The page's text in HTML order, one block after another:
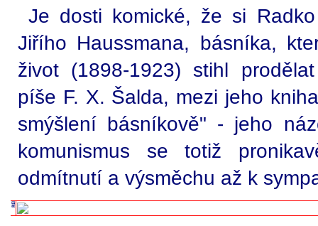
Je dosti komické, že si
Jiřího Haussmana, básníka,
život (1898-1923) stihl
píše F. X. Šalda, mezi jeho
smýšlení básníkově" - jeho
komunismus se totiž
odmítnutí a výsměchu až k